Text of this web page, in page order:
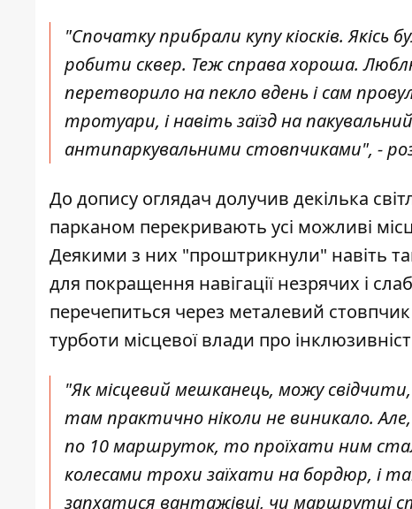
"Спочатку прибрали купу кіосків.
робити сквер. Теж справа хороша.
перетворило на пекло вдень і сам
тротуари, і навіть заїзд на
антипаркувальними стовпчиками", -
До допису оглядач долучив декілька
парканом перекривають усі можливі
Деякими з них "проштрикнули" навіть
для покращення навігації незрячих і
перечепиться через металевий стовпчик
турботи місцевої влади про
"Як місцевий мешканець, можу
там практично ніколи не виникало.
по 10 маршруток, то проїхати ним
колесами трохи заїхати на бордюр, і
запхатися вантажівці, чи маршрутці